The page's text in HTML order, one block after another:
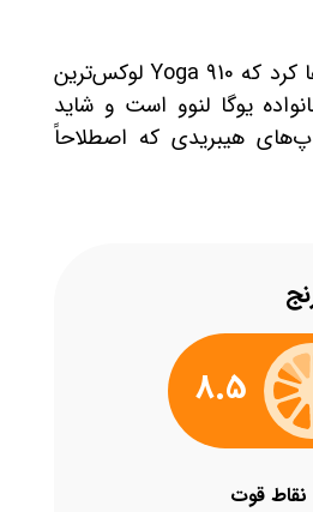
در پایان می‌توان ادعا کرد که Yoga 910 لوکس‌ترین
یوگا لنوو است و شاید
هیبریدی که اصطلاحاً
8.5
نقاط قوت